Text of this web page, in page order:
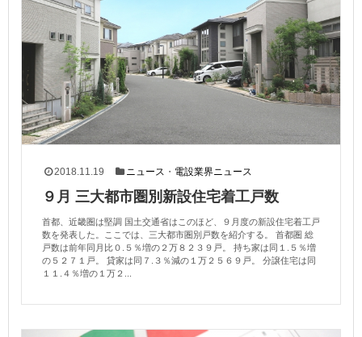
2018.11.19 ニュース ・ 電設業界ニュース
９月 三大都市圏別新設住宅着工戸数
首都、近畿圏は堅調 国土交通省はこのほど、９月度の新設住宅着工戸
数を発表した。ここでは、三大都市圏別戸数を紹介する。 首都圏 総
戸数は前年同月比０.５％増の２万８２３９戸。 持ち家は同１.５％増
の５２７１戸。 貸家は同７.３％減の１万２５６９戸。 分譲住宅は同
１１.４％増の１万２...